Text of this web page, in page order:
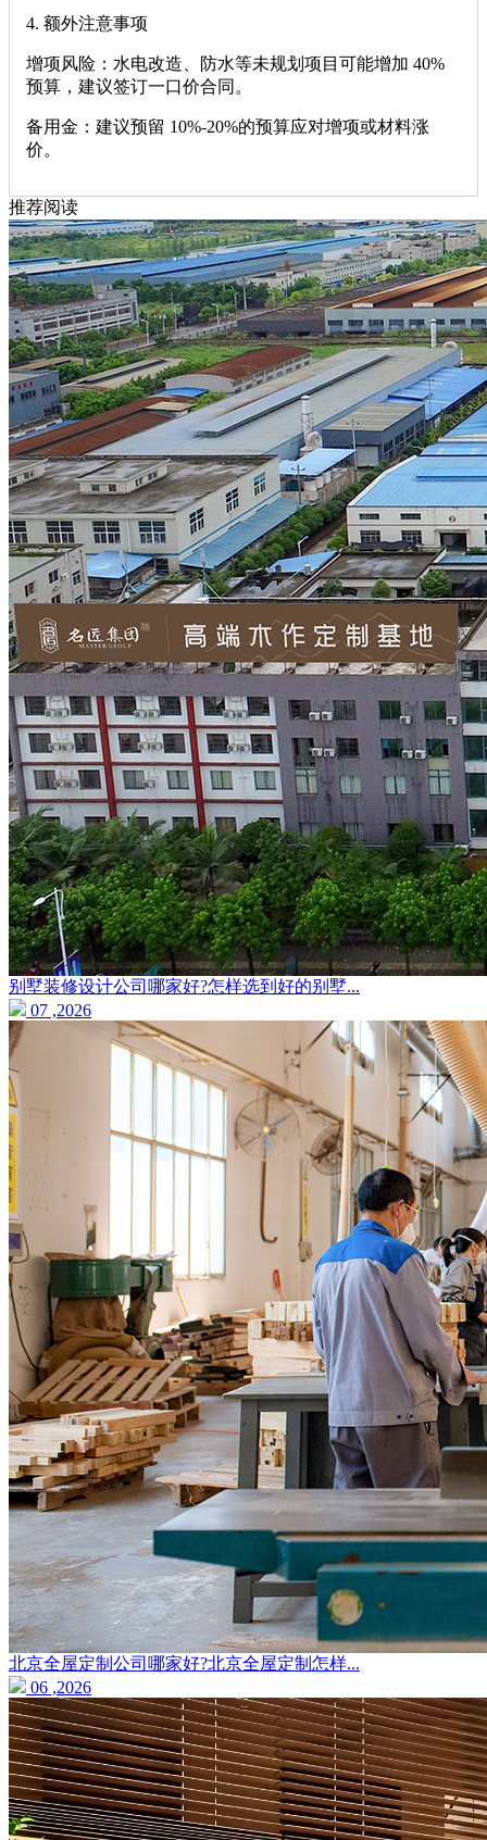
4. ‌额外注意事项‌
‌增项风险‌：水电改造、防水等未规划项目可能增加 ‌40%
预算‌，建议签订一口价合同。
‌备用金‌：建议预留 ‌10%-20%‌的预算应对增项或材料涨
价。
推荐阅读
别墅装修设计公司哪家好?怎样选到好的别墅...
07 ,2026
北京全屋定制公司哪家好?北京全屋定制怎样...
06 ,2026